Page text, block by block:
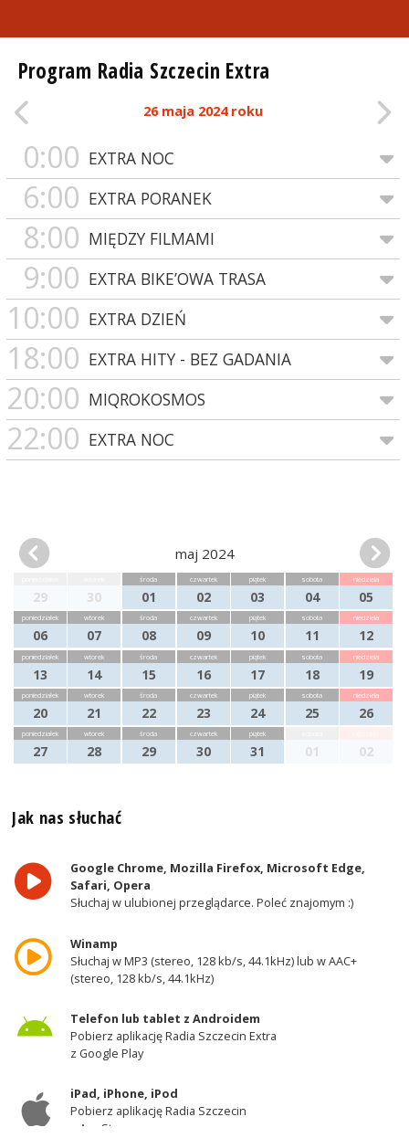
Program Radia Szczecin Extra
26 maja 2024 roku
0:00 EXTRA NOC
6:00 EXTRA PORANEK
8:00 MIĘDZY FILMAMI
9:00 EXTRA BIKE’OWA TRASA
10:00 EXTRA DZIEŃ
18:00 EXTRA HITY - BEZ GADANIA
20:00 MIQROKOSMOS
22:00 EXTRA NOC
maj 2024
29 30
środa
01
czwartek
02
piątek
03
sobota
04
niedziela
05
poniedziałek
06
wtorek
07
środa
08
czwartek
09
piątek
10
sobota
11
niedziela
12
poniedziałek
13
wtorek
14
środa
15
czwartek
16
piątek
17
sobota
18
niedziela
19
poniedziałek
20
wtorek
21
środa
22
czwartek
23
piątek
24
sobota
25
niedziela
26
poniedziałek
27
wtorek
28
środa
29
czwartek
30
piątek
31 01 02
Jak nas słuchać
Google Chrome, Mozilla Firefox, Microsoft Edge,
Safari, Opera
Słuchaj w ulubionej przeglądarce. Poleć znajomym :)
Winamp
Słuchaj w MP3 (stereo, 128 kb/s, 44.1kHz) lub w AAC+
(stereo, 128 kb/s, 44.1kHz)
Telefon lub tablet z Androidem
Pobierz aplikację Radia Szczecin Extra
z Google Play
iPad, iPhone, iPod
Pobierz aplikację Radia Szczecin
z AppStore